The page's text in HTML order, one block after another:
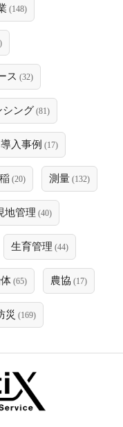
(148)
ス (32)
シング (81)
導入事例 (17)
(20) 測量 (132)
地管理 (40)
生育管理 (44)
(65) 農協 (17)
災 (169)